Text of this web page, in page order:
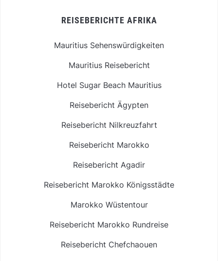
REISEBERICHTE AFRIKA
Mauritius Sehenswürdigkeiten
Mauritius Reisebericht
Hotel Sugar Beach Mauritius
Reisebericht Ägypten
Reisebericht Nilkreuzfahrt
Reisebericht Marokko
Reisebericht Agadir
Reisebericht Marokko Königsstädte
Marokko Wüstentour
Reisebericht Marokko Rundreise
Reisebericht Chefchaouen